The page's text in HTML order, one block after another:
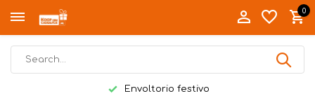
0
Entrega en mano en Twente